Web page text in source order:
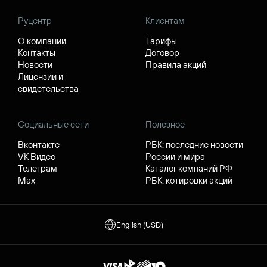
Руцентр
О компании
Контакты
Новости
Лицензии и
свидетельства
Клиентам
Тарифы
Договор
Правила акций
Социальные сети
Вконтакте
VK Видео
Телеграм
Max
Полезное
РБК: последние новости
России и мира
Каталог компаний РФ
РБК: котировки акций
English (USD)